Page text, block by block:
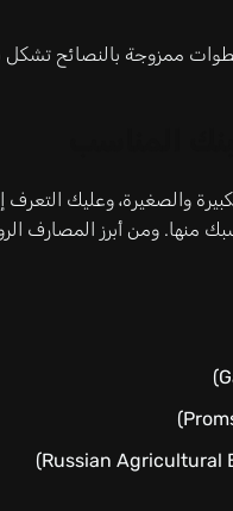
ممزوجة بالنصائح تشكل
منها. ومن أبرز المصارف